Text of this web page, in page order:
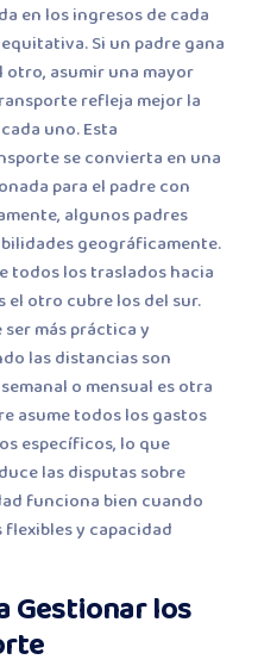
en los ingresos de cada
Si un padre gana
asumir una mayor
refleja mejor la
uno. Esta
se convierta en una
para el padre con
algunos padres
geográficamente.
todos los traslados hacia
el otro cubre los del sur.
más práctica y
las distancias son
o mensual es otra
asume todos los gastos
específicos, lo que
las disputas sobre
funciona bien cuando
y capacidad
Gestionar los